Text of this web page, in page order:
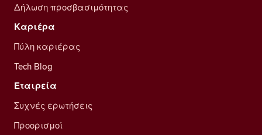
Δήλωση προσβασιμότητας
Καριέρα
Πύλη καριέρας
Tech Blog
Εταιρεία
Συχνές ερωτήσεις
Προορισμοί